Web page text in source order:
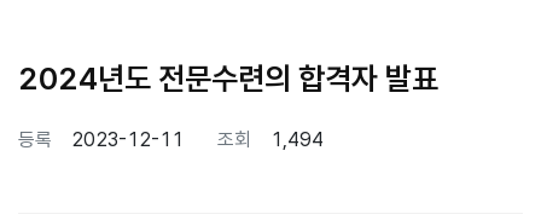
2024년도 전문수련의 합격자 발표
페이지 정보
등록 2023-12-11 조회 1,494